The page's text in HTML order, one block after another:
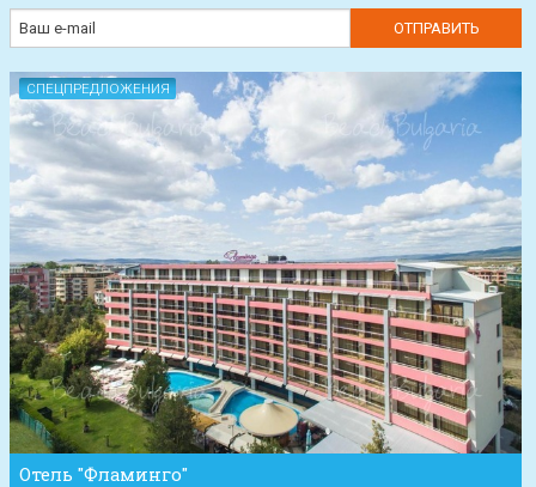
СПЕЦПРЕДЛОЖЕНИЯ
Отель "Фламинго"